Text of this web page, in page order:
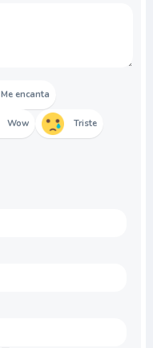
Me encanta
Wow Triste